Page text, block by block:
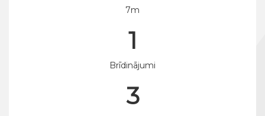
7m
1
Brīdinājumi
3